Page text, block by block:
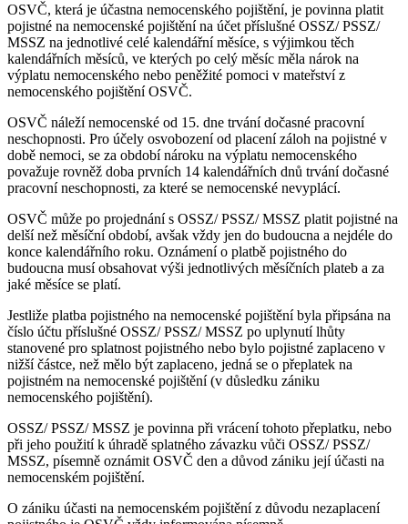
OSVČ, která je účastna nemocenského pojištění, je povinna platit
pojistné na nemocenské pojištění na účet příslušné OSSZ/ PSSZ/
MSSZ na jednotlivé celé kalendářní měsíce, s výjimkou těch
kalendářních měsíců, ve kterých po celý měsíc měla nárok na
výplatu nemocenského nebo peněžité pomoci v mateřství z
nemocenského pojištění OSVČ.
OSVČ náleží nemocenské od 15. dne trvání dočasné pracovní
neschopnosti. Pro účely osvobození od placení záloh na pojistné v
době nemoci, se za období nároku na výplatu nemocenského
považuje rovněž doba prvních 14 kalendářních dnů trvání dočasné
pracovní neschopnosti, za které se nemocenské nevyplácí.
OSVČ může po projednání s OSSZ/ PSSZ/ MSSZ platit pojistné na
delší než měsíční období, avšak vždy jen do budoucna a nejdéle do
konce kalendářního roku. Oznámení o platbě pojistného do
budoucna musí obsahovat výši jednotlivých měsíčních plateb a za
jaké měsíce se platí.
Jestliže platba pojistného na nemocenské pojištění byla připsána na
číslo účtu příslušné OSSZ/ PSSZ/ MSSZ po uplynutí lhůty
stanovené pro splatnost pojistného nebo bylo pojistné zaplaceno v
nižší částce, než mělo být zaplaceno, jedná se o přeplatek na
pojistném na nemocenské pojištění (v důsledku zániku
nemocenského pojištění).
OSSZ/ PSSZ/ MSSZ je povinna při vrácení tohoto přeplatku, nebo
při jeho použití k úhradě splatného závazku vůči OSSZ/ PSSZ/
MSSZ, písemně oznámit OSVČ den a důvod zániku její účasti na
nemocenském pojištění.
O zániku účasti na nemocenském pojištění z důvodu nezaplacení